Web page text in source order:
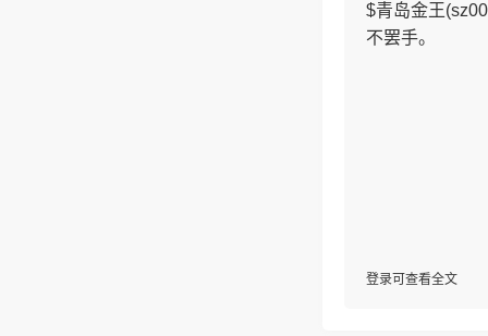
$青岛金王
不罢手。
登录可查看全文